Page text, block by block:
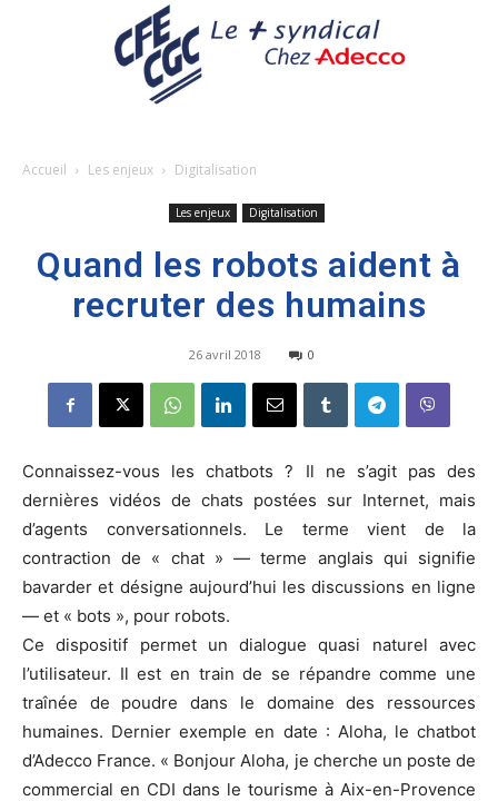
Accueil Les enjeux Digitalisation
Les enjeux Digitalisation
Quand les robots aident à
recruter des humains
26 avril 2018 0
Connaissez-vous les chatbots ? Il ne s’agit pas des
dernières vidéos de chats postées sur Internet, mais
d’agents conversationnels. Le terme vient de la
contraction de « chat » — terme anglais qui signifie
bavarder et désigne aujourd’hui les discussions en ligne
— et « bots », pour robots.
Ce dispositif permet un dialogue quasi naturel avec
l’utilisateur. Il est en train de se répandre comme une
traînée de poudre dans le domaine des ressources
humaines. Dernier exemple en date : Aloha, le chatbot
d’Adecco France. « Bonjour Aloha, je cherche un poste de
commercial en CDI dans le tourisme à Aix-en-Provence